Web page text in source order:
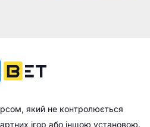
який не контролюється
ігор або іншою установою.